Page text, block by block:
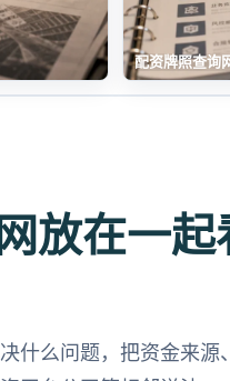
配资牌照查询
放在一
什么问题，把资金来源